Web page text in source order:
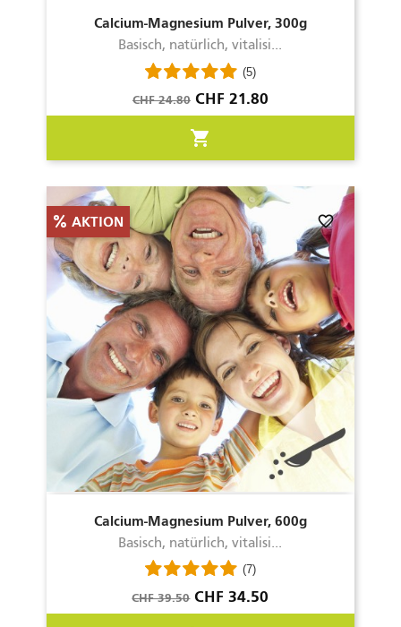
Calcium-Magnesium Pulver, 300g
Basisch, natürlich, vitalisi...
(5)
Verkaufspreis
CHF 24.80 Preis
CHF 21.80
shopping_cart
Calcium-Magnesium Pulver, 600g
Basisch, natürlich, vitalisi...
favorite_border
(7)
Verkaufspreis
CHF 39.50 Preis
CHF 34.50
AKTION